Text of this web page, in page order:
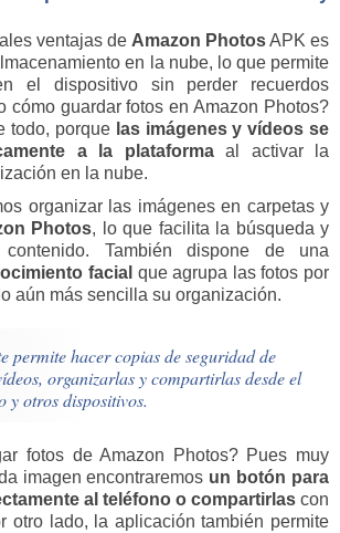
ventajas de Amazon PhotosAPK es
en la nube, lo que permite
el dispositivo sin perder recuerdos
cómo guardar fotos en Amazon Photos?
todo, porque las imágenes y vídeos se
a la plataformaal activar la
en la nube.
organizar las imágenes en carpetas y
Photos, lo que facilita la búsqueda y
También dispone de una
facial que agrupa las fotos por
aún más sencilla su organización.
permite hacer copias de seguridad de
organizarlas y compartirlas desde el
y otros dispositivos.
fotos de Amazon Photos? Pues muy
imagen encontraremos un botón para
al teléfono o compartirlas con
otro lado, la aplicación también permite